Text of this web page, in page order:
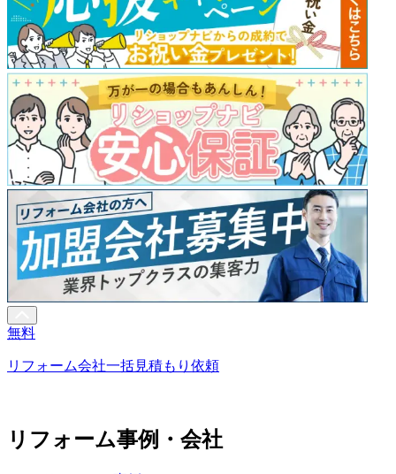
無料
リフォーム会社一括見積もり依頼
リフォーム事例・会社